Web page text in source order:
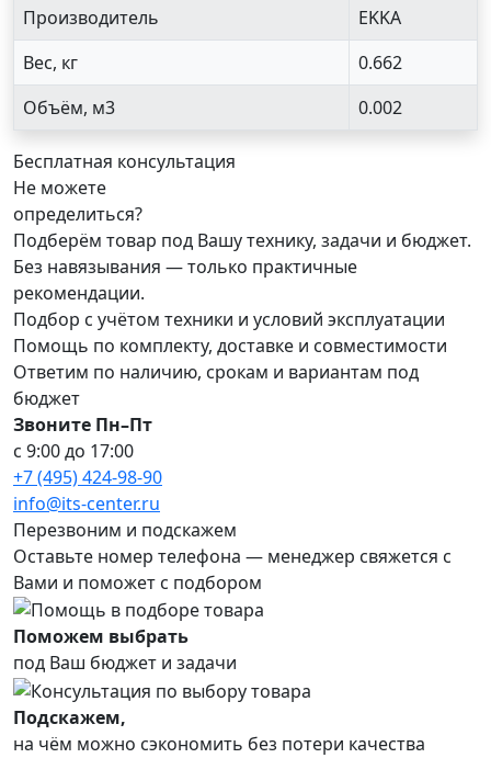
Производитель
EKKA
Вес, кг
0.662
Объём, м3
0.002
Бесплатная консультация
Не можете
определиться?
Подберём товар под Вашу технику, задачи и бюджет.
Без навязывания — только практичные
рекомендации.
Подбор с учётом техники и условий эксплуатации
Помощь по комплекту, доставке и совместимости
Ответим по наличию, срокам и вариантам под
бюджет
Звоните Пн–Пт
с 9:00 до 17:00
+7 (495) 424-98-90
info@its-center.ru
Перезвоним и подскажем
Оставьте номер телефона — менеджер свяжется с
Вами и поможет с подбором
Поможем выбрать
под Ваш бюджет и задачи
Подскажем,
на чём можно сэкономить без потери качества